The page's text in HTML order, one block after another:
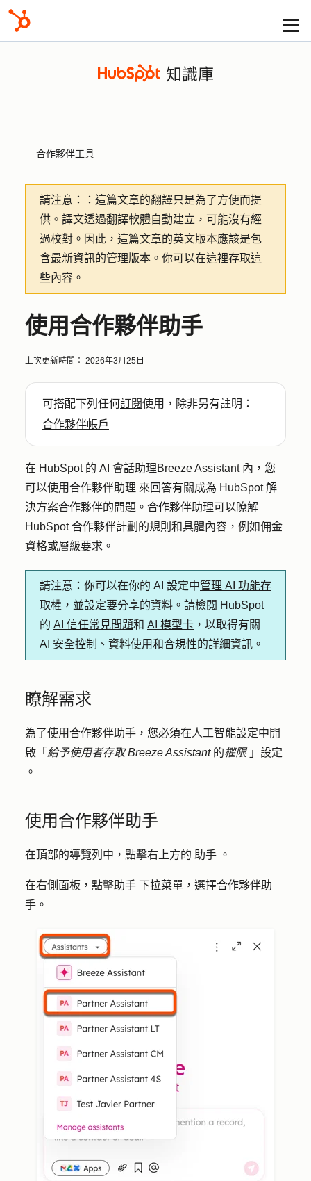
知識庫
合作夥伴工具
請注意：
：這篇文章的翻譯只是為了方便而提
供。譯文透過翻譯軟體自動建立，可能沒有經
過校對。因此，這篇文章的英文版本應該是包
含最新資訊的管理版本。你可以在這裡存取這
些內容。
使用合作夥伴助手
上次更新時間： 2026年3月25日
可搭配下列任何訂閱使用，除非另有註明：
合作夥伴帳戶
在 HubSpot 的 AI 會話助理Breeze Assistant內，您
可以使用合作夥伴助理 來回答有關成為 HubSpot 解
決方案合作夥伴的問題。合作夥伴助理可以瞭解
HubSpot 合作夥伴計劃的規則和具體內容，例如佣金
資格或層級要求。
請注意 ：你可以在你的 AI 設定中管理 AI 功能存
取權 ，並設定要分享的資料。請檢閱 HubSpot
的 AI 信任常見問題和 AI 模型卡 ，以取得有關
AI 安全控制、資料使用和合規性的詳細資訊。
瞭解需求
為了使用合作夥伴助手，您必須在人工智能設定中開
啟「 給予使用者存取 Breeze Assistant 的權限 」 設定
。
使用合作夥伴助手
在頂部的導覽列中，點擊右上方的 助手 。
在右側面板，點擊助手 下拉菜單，選擇合作夥伴助
手 。